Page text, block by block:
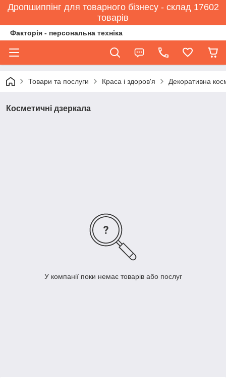
Дропшиппінг для товарного бізнесу - склад 17602
товарів
Факторія - персональна техніка
Товари та послуги Краса і здоров'я Декоративна
Косметичні дзеркала
У компанії поки немає товарів або послуг